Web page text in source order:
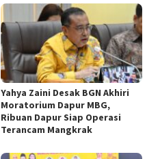
Yahya Zaini Desak BGN Akhiri
Moratorium Dapur MBG,
Ribuan Dapur Siap Operasi
Terancam Mangkrak